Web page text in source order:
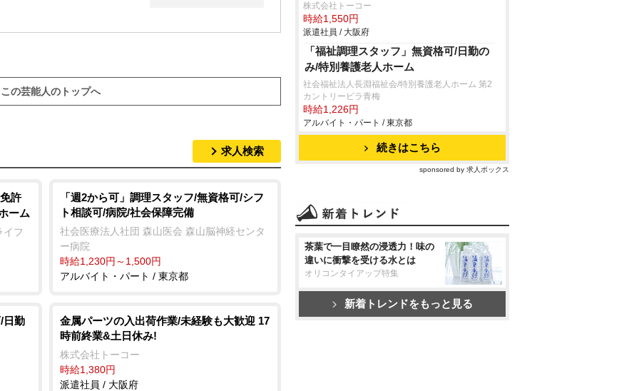
この芸能人のトップへ
求人検索
許
ーム
イフ
「週2から可」調理スタッフ/無資格可/シフ
ト相談可/病院/社会保障完備
社会医療法人社団 森山医会 森山脳神経センタ
ー病院
時給1,230円～1,500円
アルバイト・パート / 東京都
日勤
金属パーツの入出荷作業/未経験も大歓迎 17
時前終業&土日休み!
株式会社トーコー
時給1,380円
派遣社員 / 大阪府
株式会社トーコー
時給1,550円
派遣社員 / 大阪府
「福祉調理スタッフ」無資格可/日勤の
み/特別養護老人ホーム
社会福祉法人長淵福祉会/特別養護老人ホーム 第2
カントリービラ青梅
時給1,226円
アルバイト・パート / 東京都
続きはこちら
sponsored by 求人ボックス
茶葉で一目瞭然の浸透力！味の
違いに衝撃を受ける水とは
オリコンタイアップ特集
新着トレンドをもっと見る